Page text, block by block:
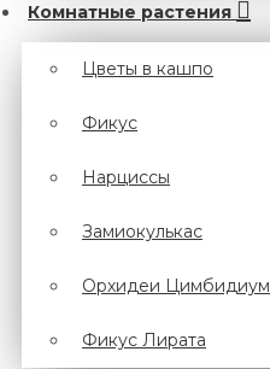
Комнатные растения
Цветы в кашпо
Фикус
Нарциссы
Замиокулькас
Орхидеи Цимбидиум
Фикус Лирата